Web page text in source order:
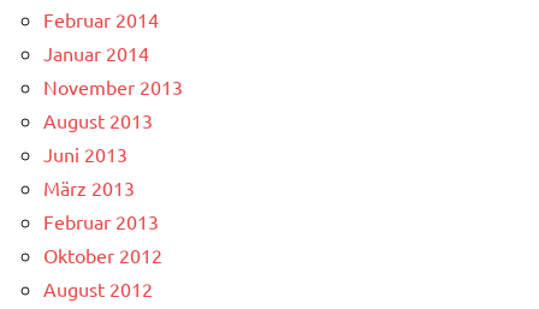
Februar 2014
Januar 2014
November 2013
August 2013
Juni 2013
März 2013
Februar 2013
Oktober 2012
August 2012